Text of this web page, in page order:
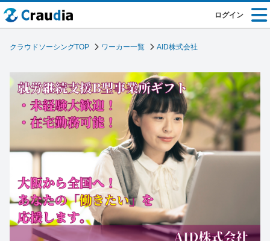
ログイン
クラウドソーシングTOP ワーカー一覧 AID株式会社